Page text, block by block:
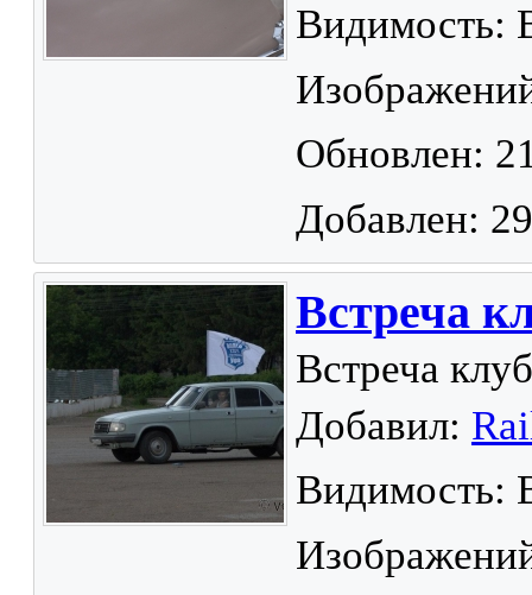
Видимость:
Обновлен:
Добавлен:
Встреча
Встреча
Добавил:
Видимость: